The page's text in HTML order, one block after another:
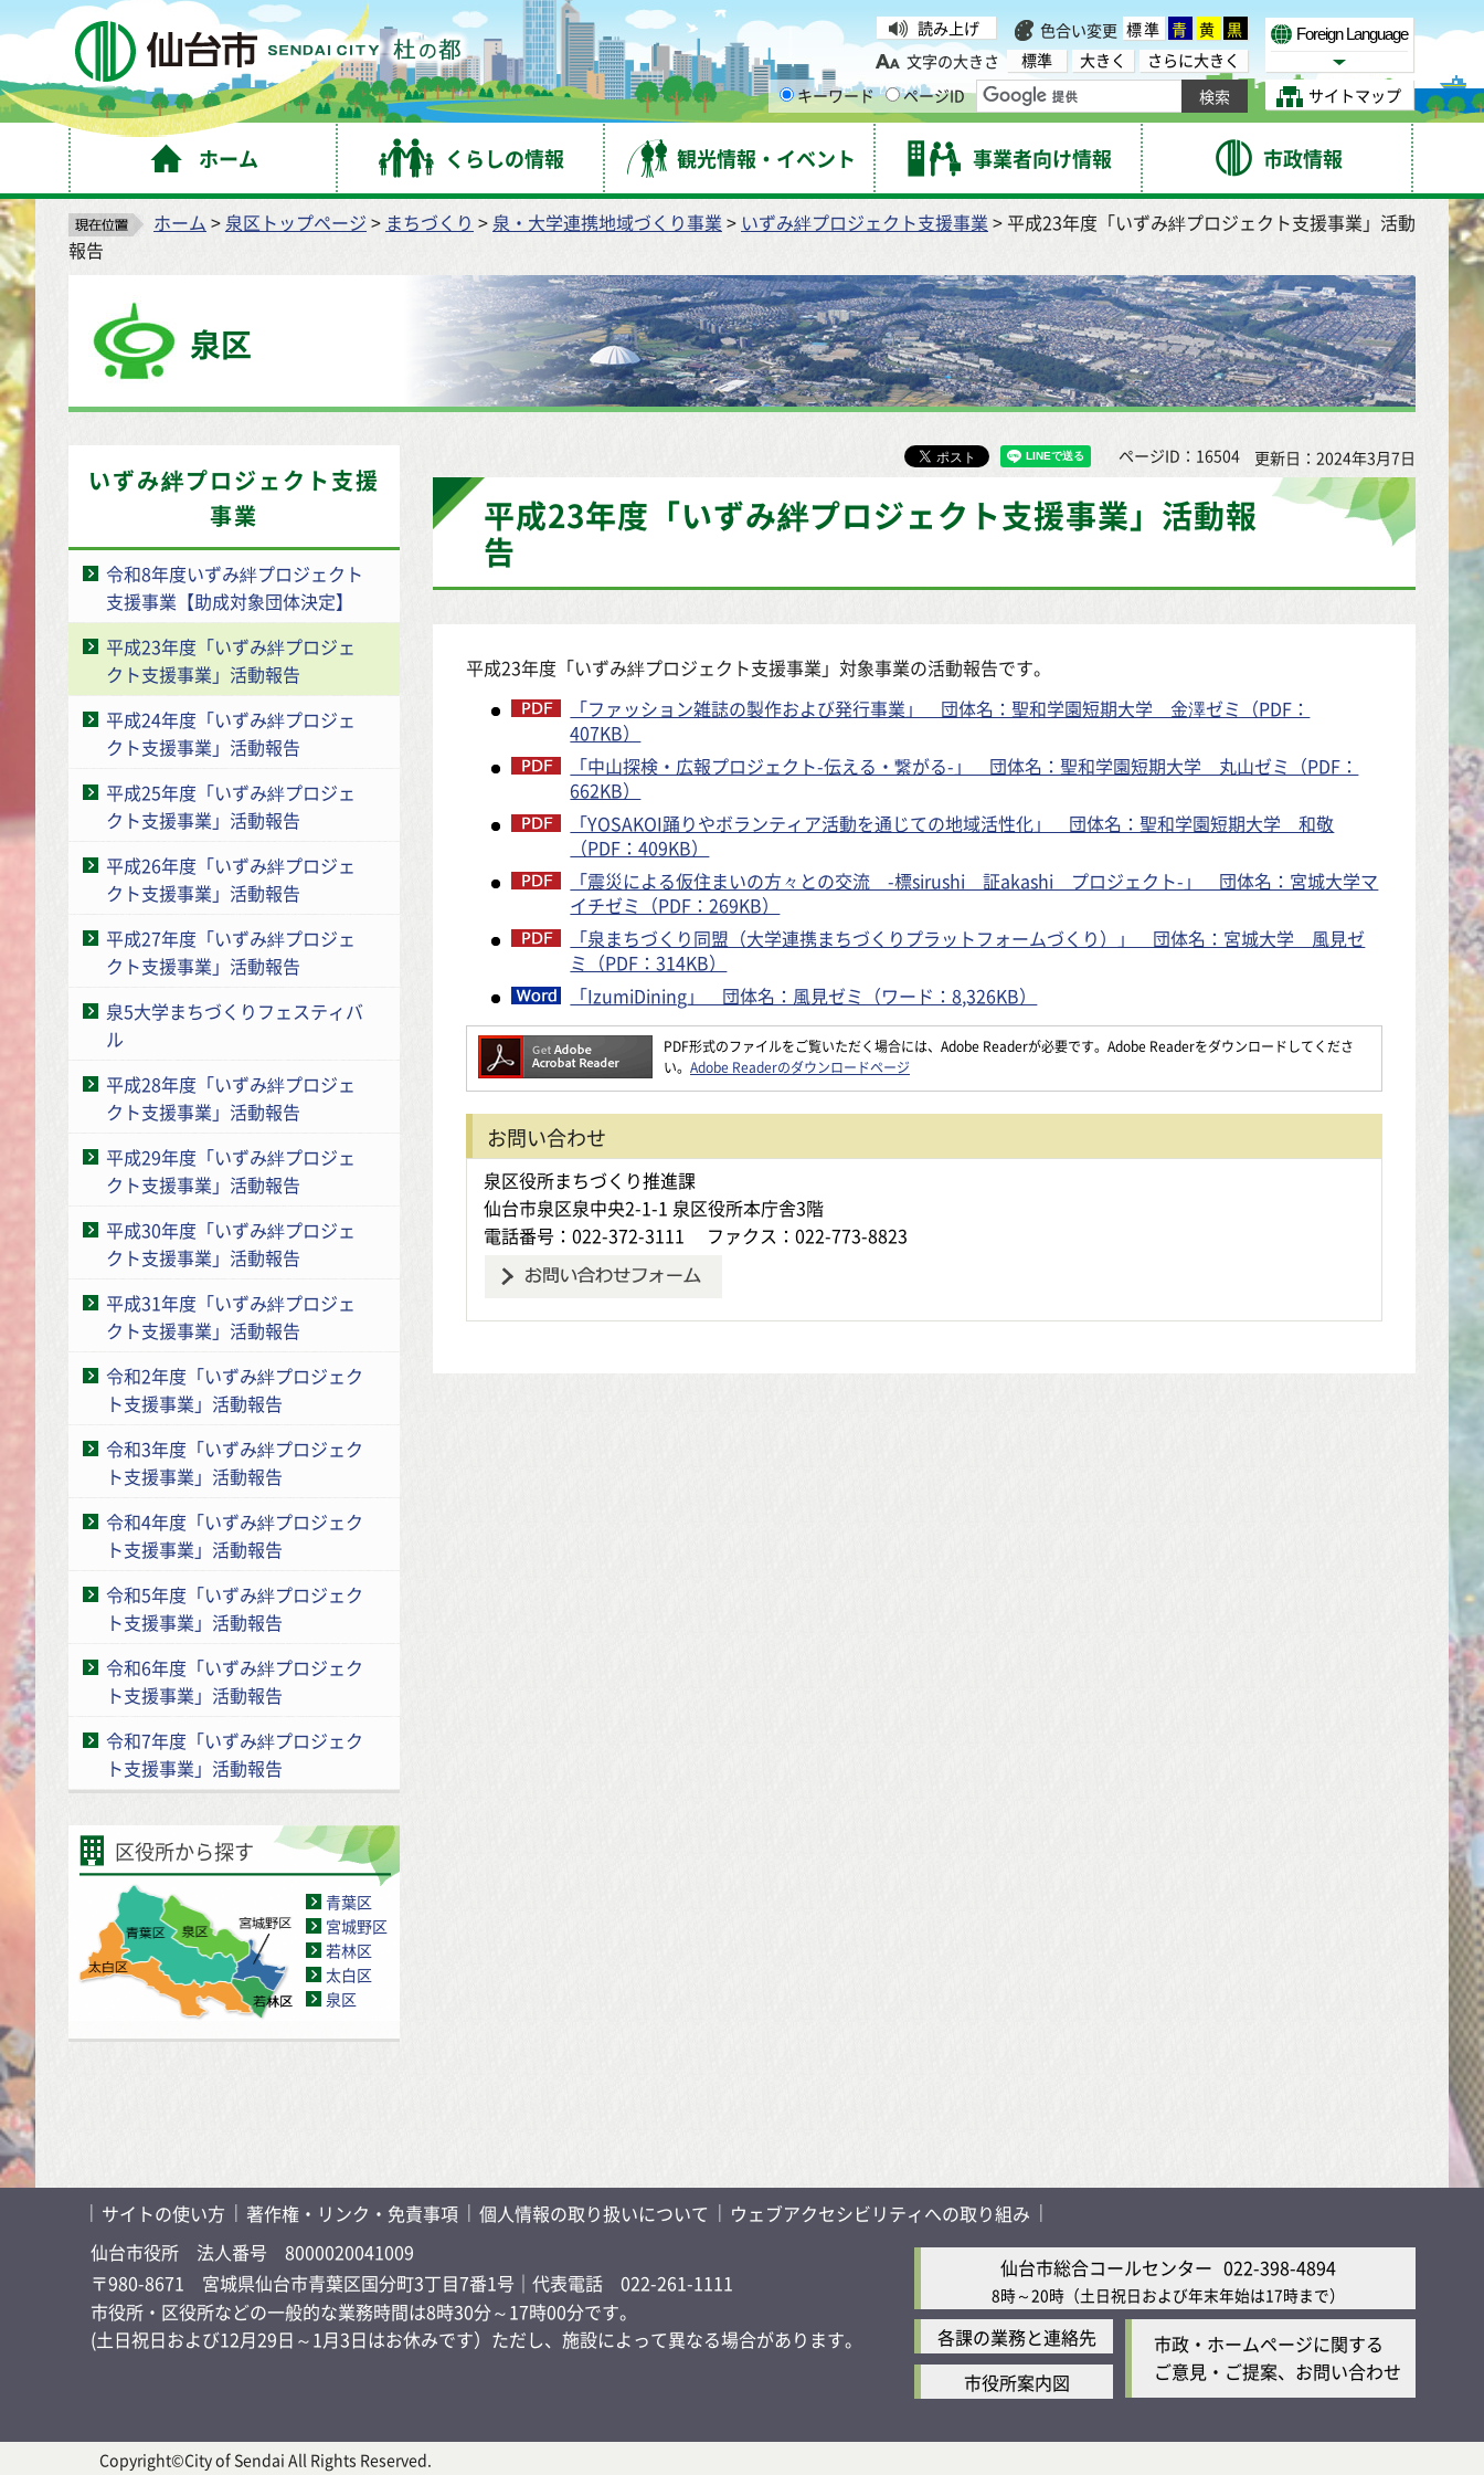
仙台市 読み上げ 色合い変更 標準 青 黄 黒
文字の大きさ
標準 大きく
さらに大きく
キーワード
ページID
Foreign Language
Select Language
サイトマップ
ホーム くらしの情報 観光情報・イベント 事業者向け情報 市政情報
ホーム > 泉区トップページ > まちづくり > 泉・大学連携地域づくり事業 > いずみ絆プロジェクト支援事業 > 平成23年度「いずみ絆プロジェクト支援事業」活動
報告
泉区
いずみ絆プロジェクト支援
事業
令和8年度いずみ絆プロジェクト
支援事業【助成対象団体決定】
平成23年度「いずみ絆プロジェ
クト支援事業」活動報告
平成24年度「いずみ絆プロジェ
クト支援事業」活動報告
平成25年度「いずみ絆プロジェ
クト支援事業」活動報告
平成26年度「いずみ絆プロジェ
クト支援事業」活動報告
平成27年度「いずみ絆プロジェ
クト支援事業」活動報告
泉5大学まちづくりフェスティバ
ル
平成28年度「いずみ絆プロジェ
クト支援事業」活動報告
平成29年度「いずみ絆プロジェ
クト支援事業」活動報告
平成30年度「いずみ絆プロジェ
クト支援事業」活動報告
平成31年度「いずみ絆プロジェ
クト支援事業」活動報告
令和2年度「いずみ絆プロジェク
ト支援事業」活動報告
令和3年度「いずみ絆プロジェク
ト支援事業」活動報告
令和4年度「いずみ絆プロジェク
ト支援事業」活動報告
令和5年度「いずみ絆プロジェク
ト支援事業」活動報告
令和6年度「いずみ絆プロジェク
ト支援事業」活動報告
令和7年度「いずみ絆プロジェク
ト支援事業」活動報告
区役所から探す
青葉区
宮城野区
若林区
太白区
泉区
ページID：16504 更新日：2024年3月7日
平成23年度「いずみ絆プロジェクト支援事業」活動報
告
平成23年度「いずみ絆プロジェクト支援事業」対象事業の活動報告です。
「ファッション雑誌の製作および発行事業」 団体名：聖和学園短期大学 金澤ゼミ（PDF：
407KB）
「中山探検・広報プロジェクト-伝える・繋がる-」 団体名：聖和学園短期大学 丸山ゼミ（PDF：
662KB）
「YOSAKOI踊りやボランティア活動を通じての地域活性化」 団体名：聖和学園短期大学 和敬
（PDF：409KB）
「震災による仮住まいの方々との交流 -標sirushi 証akashi プロジェクト-」 団体名：宮城大学マ
イチゼミ（PDF：269KB）
「泉まちづくり同盟（大学連携まちづくりプラットフォームづくり）」 団体名：宮城大学 風見ゼ
ミ（PDF：314KB）
「IzumiDining」 団体名：風見ゼミ（ワード：8,326KB）
PDF形式のファイルをご覧いただく場合には、Adobe Readerが必要です。Adobe Readerをダウンロードしてくださ
い。 Adobe Readerのダウンロードページ
お問い合わせ
泉区役所まちづくり推進課
仙台市泉区泉中央2-1-1 泉区役所本庁舎3階
電話番号：022-372-3111
ファクス：022-773-8823
サイトの使い方 著作権・リンク・免責事項 個人情報の取り扱いについて
ウェブアクセシビリティへの取り組み
仙台市役所 法人番号 8000020041009
〒980-8671 宮城県仙台市青葉区国分町3丁目7番1号 ｜代表電話 022-261-1111
市役所・区役所などの一般的な業務時間は8時30分～17時00分です。
(土日祝日および12月29日～1月3日はお休みです）ただし、施設によって異なる場合があります。
仙台市総合コールセンター 022-398-4894
8時～20時 （土日祝日および年末年始は17時まで）
各課の業務と連絡先
市役所案内図
市政・ホームページに関する
ご意見・ご提案、お問い合わせ
Copyright©City of Sendai All Rights Reserved.